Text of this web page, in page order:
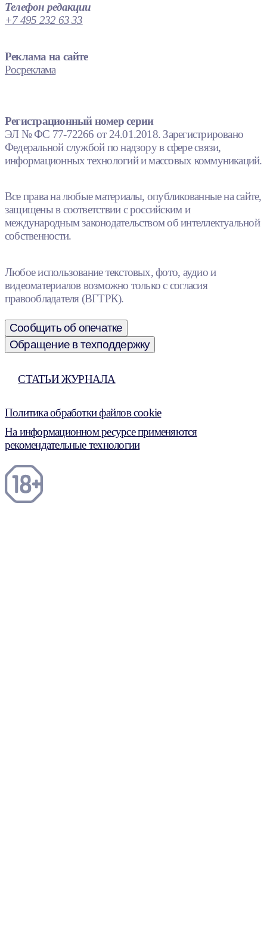
Телефон редакции
+7 495 232 63 33
Реклама на сайте
Росреклама
Регистрационный номер серии
ЭЛ № ФС 77-72266 от 24.01.2018. Зарегистрировано
Федеральной службой по надзору в сфере связи,
информационных технологий и массовых коммуникаций.
Все права на любые материалы, опубликованные на сайте,
защищены в соответствии с российским и
международным законодательством об интеллектуальной
собственности.
Любое использование текстовых, фото, аудио и
видеоматериалов возможно только с согласия
правообладателя (ВГТРК).
Сообщить об опечатке
Обращение в техподдержку
СТАТЬИ ЖУРНАЛА
Политика обработки файлов cookie
На информационном ресурсе применяются
рекомендательные технологии